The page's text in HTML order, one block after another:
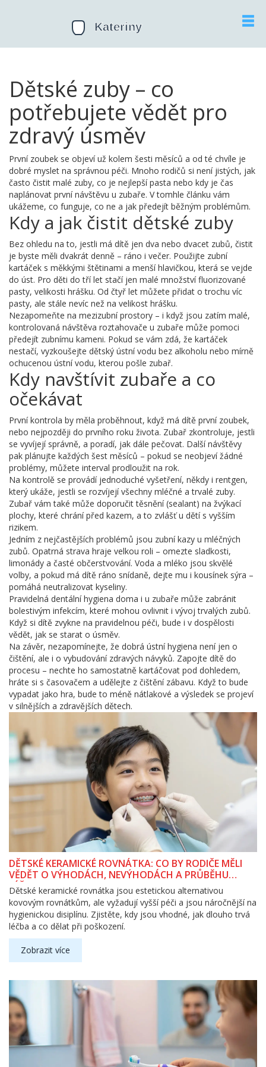
Dětské zuby – co
potřebujete vědět pro
zdravý úsměv
První zoubek se objeví už kolem šesti měsíců a od té chvíle je
dobré myslet na správnou péči. Mnoho rodičů si není jistých, jak
často čistit malé zuby, co je nejlepší pasta nebo kdy je čas
naplánovat první návštěvu u zubaře. V tomhle článku vám
ukážeme, co funguje, co ne a jak předejít běžným problémům.
Kdy a jak čistit dětské zuby
Bez ohledu na to, jestli má dítě jen dva nebo dvacet zubů, čistit
je byste měli dvakrát denně – ráno i večer. Použijte zubní
kartáček s měkkými štětinami a menší hlavičkou, která se vejde
do úst. Pro děti do tří let stačí jen malé množství fluorizované
pasty, velikosti hrášku. Od čtyř let můžete přidat o trochu víc
pasty, ale stále nevíc než na velikost hrášku.
Nezapomeňte na mezizubní prostory – i když jsou zatím malé,
kontrolovaná návštěva roztahovače u zubaře může pomoci
předejít zubnímu kameni. Pokud se vám zdá, že kartáček
nestačí, vyzkoušejte dětský ústní vodu bez alkoholu nebo mírně
ochucenou ústní vodu, kterou pošle zubař.
Kdy navštívit zubaře a co
očekávat
První kontrola by měla proběhnout, když má dítě první zoubek,
nebo nejpozději do prvního roku života. Zubař zkontroluje, jestli
se vyvíjejí správně, a poradí, jak dále pečovat. Další návštěvy
pak plánujte každých šest měsíců – pokud se neobjeví žádné
problémy, můžete interval prodloužit na rok.
Na kontrolě se provádí jednoduché vyšetření, někdy i rentgen,
který ukáže, jestli se rozvíjejí všechny mléčné a trvalé zuby.
Zubař vám také může doporučit těsnění (sealant) na žvýkací
plochy, které chrání před kazem, a to zvlášť u dětí s vyšším
rizikem.
Jedním z nejčastějších problémů jsou zubní kazy u mléčných
zubů. Opatrná strava hraje velkou roli – omezte sladkosti,
limonády a časté občerstvování. Voda a mléko jsou skvělé
volby, a pokud má dítě ráno snídaně, dejte mu i kousínek sýra –
pomáhá neutralizovat kyseliny.
Pravidelná dentální hygiena doma i u zubaře může zabránit
bolestivým infekcím, které mohou ovlivnit i vývoj trvalých zubů.
Když si dítě zvykne na pravidelnou péči, bude i v dospělosti
vědět, jak se starat o úsměv.
Na závěr, nezapomínejte, že dobrá ústní hygiena není jen o
čištění, ale i o vybudování zdravých návyků. Zapojte dítě do
procesu – nechte ho samostatně kartáčovat pod dohledem,
hráte si s časovačem a udělejte z čištění zábavu. Když to bude
vypadat jako hra, bude to méně nátlakové a výsledek se projeví
v silnějších a zdravějších dětech.
DĚTSKÉ KERAMICKÉ ROVNÁTKA: CO BY RODIČE MĚLI
VĚDĚT O VÝHODÁCH, NEVÝHODÁCH A PRŮBĚHU
LÉČBY
Dětské keramické rovnátka jsou estetickou alternativou
kovovým rovnátkům, ale vyžadují vyšší péči a jsou náročnější na
hygienickou disiplínu. Zjistěte, kdy jsou vhodné, jak dlouho trvá
léčba a co dělat při poškození.
Zobrazit více